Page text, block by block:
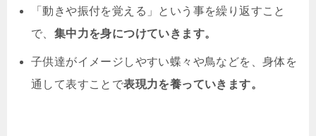
「動きや振付を覚える」という事を繰り返すこと
で、 集中力を身につけていきます。
子供達がイメージしやすい蝶々や鳥などを、身体を
通して表すことで表現力を養っていきます。